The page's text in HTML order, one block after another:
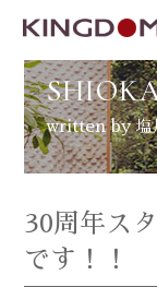
written by 塩
30周年ス
です！！